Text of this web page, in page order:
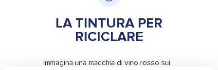
LA TINTURA PER
RICICLARE
Immagina una macchia di vino rosso sui